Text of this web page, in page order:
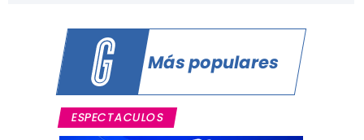
Más populares
ESPECTACULOS